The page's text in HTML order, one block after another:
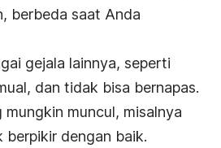
berbeda saat Anda
gejala lainnya, seperti
dan tidak bisa bernapas.
muncul, misalnya
dengan baik.